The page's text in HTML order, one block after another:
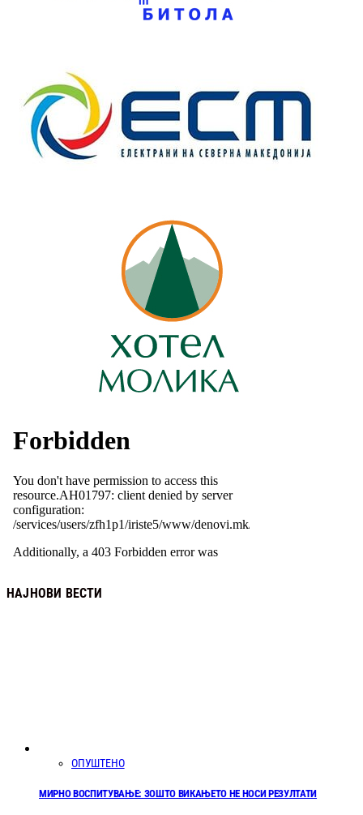
НАЈНОВИ ВЕСТИ
ОПУШТЕНО
МИРНО ВОСПИТУВАЊЕ: ЗОШТО ВИКАЊЕТО НЕ НОСИ РЕЗУЛТАТИ